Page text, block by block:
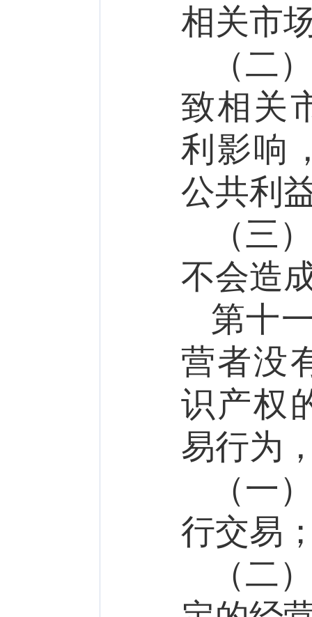
相关市
（二
致相关
利影响
公共利
（三
不会造
第十
营者没
识产权
易行为
（一
行交易
（二